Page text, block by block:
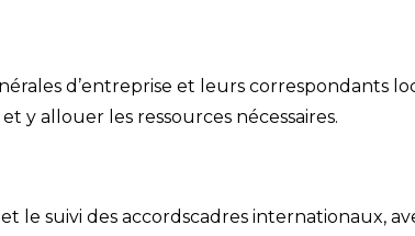
d’entreprise et leurs correspondants
y allouer les ressources nécessaires.
le suivi des accordscadres internationaux,